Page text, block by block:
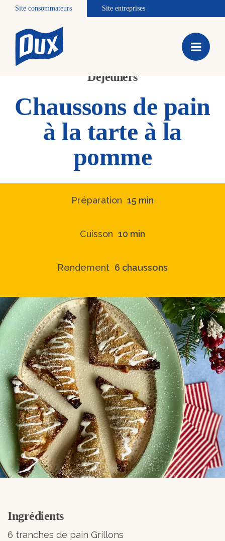
Site consommateurs Site entreprises
Déjeuners
Chaussons de pain
à la tarte à la
pomme
Préparation 15 min
Cuisson 10 min
Rendement 6 chaussons
Ingrédients
6 tranches de pain Grillons